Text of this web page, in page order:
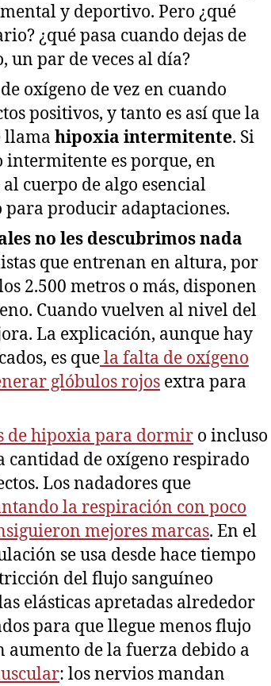
y deportivo. Pero ¿qué
¿qué pasa cuando dejas de
par de veces al día?
oxígeno de vez en cuando
positivos, y tanto es así que la
llama hipoxia intermitente. Si
intermitente es porque, en
cuerpo de algo esencial
producir adaptaciones.
no les descubrimos nada
que entrenan en altura, por
2.500 metros o más, disponen
Cuando vuelven al nivel del
La explicación, aunque hay
es quela falta de oxígeno
glóbulos rojos extra para
de hipoxia para dormir o incluso
cantidad de oxígeno respirado
Los nadadores que
la respiración con poco
mejores marcas. En el
se usa desde hace tiempo
del flujo sanguíneo
elásticas apretadas alrededor
para que llegue menos flujo
aumento de la fuerza debido a
: los nervios mandan